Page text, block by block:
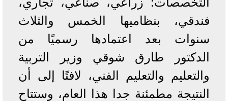
فندقي، بنظاميها الخمس والثلاث
سنوات بعد اعتمادها رسميًا من
الدكتور طارق شوقي وزير التربية
والتعليم والتعليم الفني، لافتًا إلى أن
النتيجة مطمئنة جدا هذا العام، وستتاح